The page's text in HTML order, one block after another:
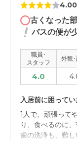
窓口がはっきりし
できる。スタッフ
る。
外観・内装・居
施設が新しいの
に1階から上階へ
出来ない。非常
介護医療サービス
介護には旧職場
して任せられる。
4.00
古くなった
バスの便が
職員･
スタッフ
外観
4.0
入居前に困ってい
1人で、頑張って
り、食べるのに
歯の洗浄も、難し